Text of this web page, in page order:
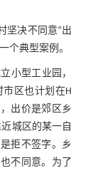
坚决不同意“出
个典型案例。
小型工业园，
区也计划在H
出价是郊区乡
城区的某一自
拒不签字。乡
不同意。为了